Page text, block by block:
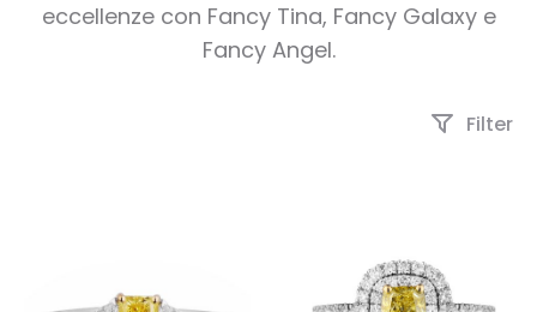
eccellenze con Fancy Tina, Fancy Galaxy e
Fancy Angel.
Filter